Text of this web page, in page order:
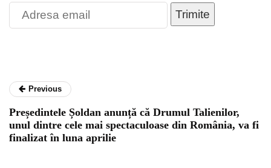
Trimite
Previous
Președintele Șoldan anunță că Drumul Talienilor,
unul dintre cele mai spectaculoase din România, va fi
finalizat în luna aprilie